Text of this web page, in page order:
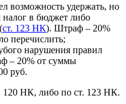
возможность удержать, но
налог в бюджет либо
ст. 123 НК). Штраф – 20%
перечислить;
нарушения правил
– 20% от суммы
руб.
120 НК, либо по ст. 123 НК.